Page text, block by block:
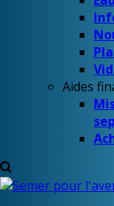
Aides